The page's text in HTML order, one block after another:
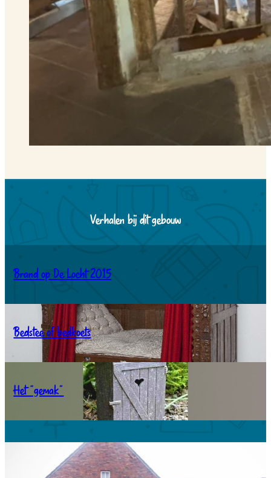
Verhalen bij dit gebouw
Brand op De Locht 2015
Bedstee of bedkoets
Het “gemak”